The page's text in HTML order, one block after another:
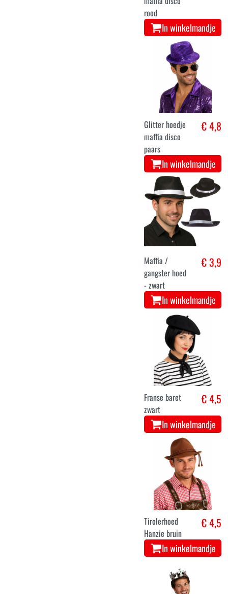
rood
In winkelmandje
Glitter hoedje
maffia disco
paars
€ 4,8
In winkelmandje
Maffia /
gangster hoed
- zwart
€ 3,9
In winkelmandje
Franse baret
zwart
€ 4,5
In winkelmandje
Tirolerhoed
Hanzie bruin
€ 4,5
In winkelmandje